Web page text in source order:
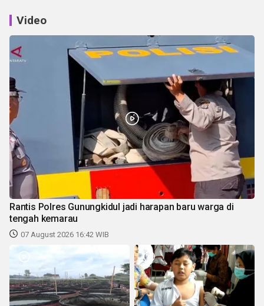
Video
Rantis Polres Gunungkidul jadi harapan baru warga di
tengah kemarau
07 August 2026 16:42 WIB